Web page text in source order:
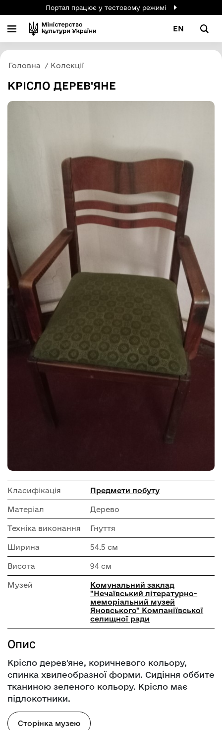
Портал працює у тестовому режимі
EN
Головна Колекції
КРІСЛО ДЕРЕВ'ЯНЕ
Класифікація Предмети побуту
Матеріал Дерево
Техніка виконання Гнуття
Ширина 54.5 см
Висота 94 см
Музей
Комунальний заклад
"Нечаївський літературно-
меморіальний музей
Яновського" Компаніївської
селищної ради
Опис
Крісло дерев'яне, коричневого кольору,
спинка хвилеобразної форми. Сидіння оббите
тканиною зеленого кольору. Крісло має
підлокотники.
Сторінка музею